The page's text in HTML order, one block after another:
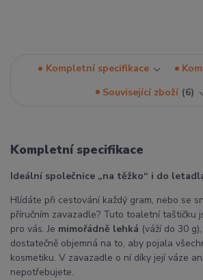
Kompletní specifikace
Související zboží 6
Kompletní specifikace
Ideální společnice „na těžko“ i do
Hlídáte při cestování každý gram, nebo se
příručním zavazadle? Tuto toaletní taštičku
pro vás. Je mimořádně lehká (váží do 30
dostatečně objemná na to, aby pojala
kosmetiku. V zavazadle o ní díky její váze
nepotřebujete.